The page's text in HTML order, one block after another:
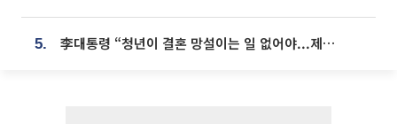
5. 李대통령 “청년이 결혼 망설이는 일 없어야...제도상 불이익 조사”